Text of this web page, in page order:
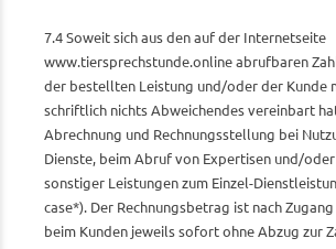
7.4 Soweit sich aus den auf der Internetseite
www.tiersprechstunde.online abrufbaren
der bestellten Leistung und/oder der Kunde
schriftlich nichts Abweichendes vereinbart
Abrechnung und Rechnungsstellung bei
Dienste, beim Abruf von Expertisen und/
sonstiger Leistungen zum Einzel-
case*). Der Rechnungsbetrag ist nach
beim Kunden jeweils sofort ohne Abzug zur